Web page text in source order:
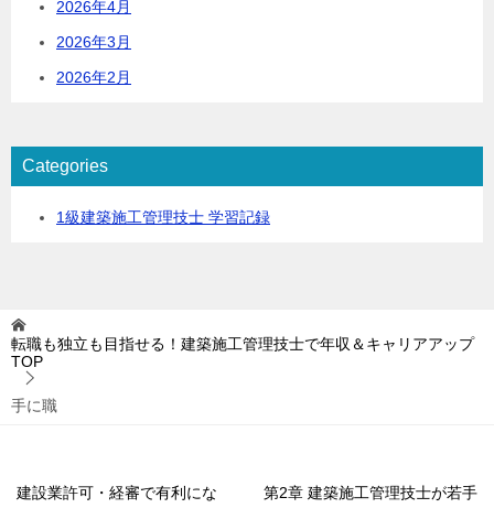
2026年4月
2026年3月
2026年2月
Categories
1級建築施工管理技士 学習記録
転職も独立も目指せる！建築施工管理技士で年収＆キャリアアップ
TOP
手に職
建設業許可・経審で有利にな 第2章 建築施工管理技士が若手